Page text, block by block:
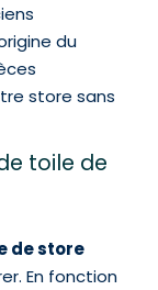
du
store sans
toile de
de store
En fonction